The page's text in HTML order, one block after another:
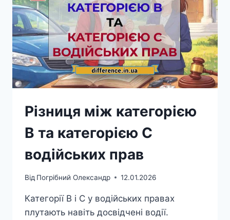
Різниця між категорією
B та категорією C
водійських прав
Від Погрібний Олександр 12.01.2026
Категорії B і C у водійських правах
плутають навіть досвідчені водії.